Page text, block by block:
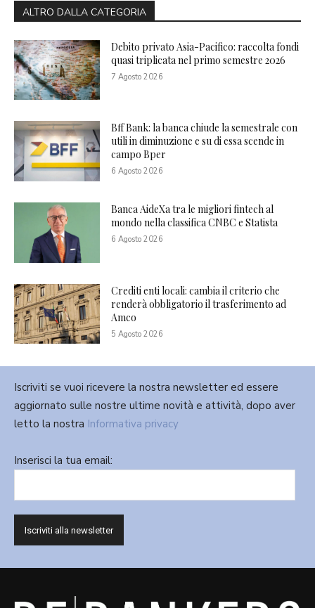
ALTRO DALLA CATEGORIA
Debito privato Asia-Pacifico: raccolta fondi
quasi triplicata nel primo semestre 2026
7 Agosto 2026
Bff Bank: la banca chiude la semestrale con
utili in diminuzione e su di essa scende in
campo Bper
6 Agosto 2026
Banca AideXa tra le migliori fintech al
mondo nella classifica CNBC e Statista
6 Agosto 2026
Crediti enti locali: cambia il criterio che
renderà obbligatorio il trasferimento ad
Amco
5 Agosto 2026
Iscriviti se vuoi ricevere la nostra newsletter ed essere
aggiornato sulle nostre ultime novità e attività, dopo aver
letto la nostra Informativa privacy
Inserisci la tua email: